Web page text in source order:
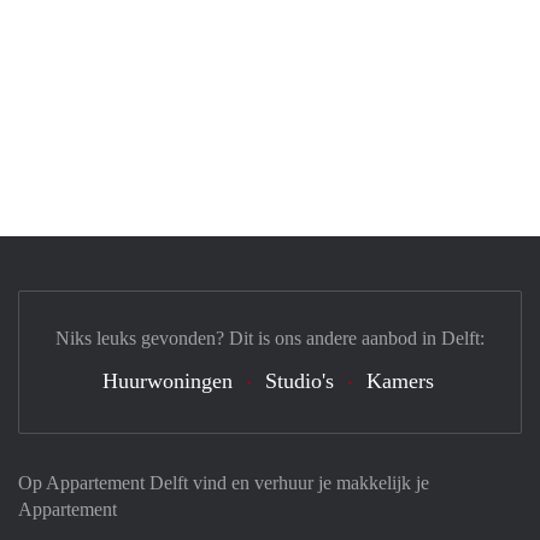
Op Appartement Delft vind en verhuur je makkelijk je
Appartement
Niks leuks gevonden? Dit is ons andere aanbod in Delft:
Huurwoningen Studio's Kamers